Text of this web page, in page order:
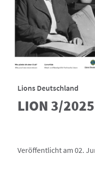
Lions Deutschland
LION 3/2025
Veröffentlicht am 02.